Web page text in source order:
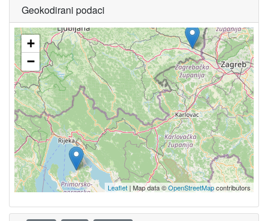
Geokodirani podaci
+
−
Leaflet | Map data ©OpenStreetMapcontributors